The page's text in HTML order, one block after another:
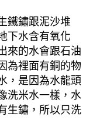
鐵鏽跟泥沙堆
下水含有氧化
來的水會跟石油
為裡面有銅的物
，是因為水龍頭
洗米水一樣，水
生鏽，所以只洗